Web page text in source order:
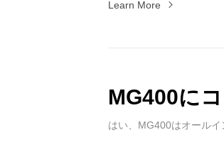
Learn More
MG400に
はい、MG400はオールイ